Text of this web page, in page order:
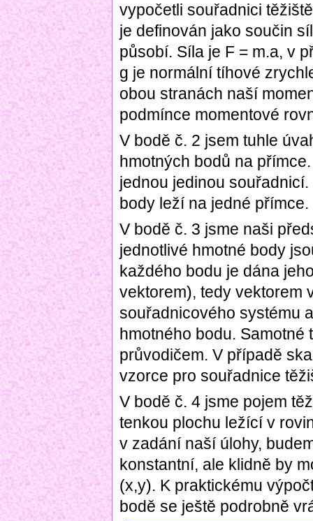
vypočetli souřadnici
je definován jako součin
působí. Síla je F = m.a, v
g je normální tíhové
obou stranách naší
podmínce momentové
V bodě č. 2 jsem tuhle
hmotných bodů na
jednou jedinou
body leží na jedné přímce.
V bodě č. 3 jsme naši
jednotlivé hmotné body
každého bodu je dána
vektorem), tedy vektorem
souřadnicového systému
hmotného bodu.
průvodičem. V případě
vzorce pro souřadnice
V bodě č. 4 jsme pojem
tenkou plochu ležící v
v zadání naší úlohy,
konstantní, ale klidně by
(x,y). K praktickému
bodě se ještě podrobně